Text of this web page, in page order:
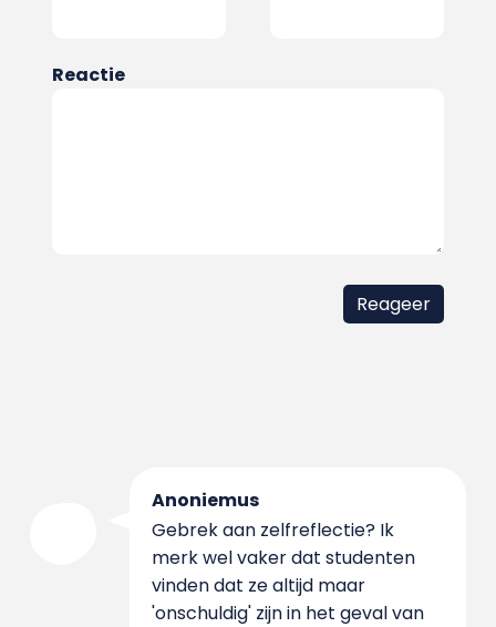
Reactie
Anoniemus
Gebrek aan zelfreflectie? Ik
merk wel vaker dat studenten
vinden dat ze altijd maar
'onschuldig' zijn in het geval van